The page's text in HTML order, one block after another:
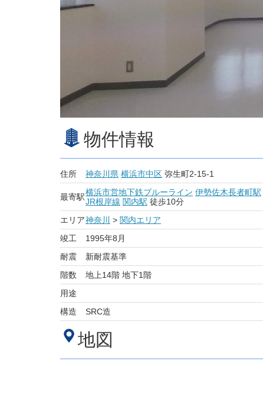
物件情報
住所 神奈川県 横浜市中区 弥生町2-15-1
最寄駅横浜市営地下鉄ブルーライン 伊勢佐木長者町駅
JR根岸線 関内駅 徒歩10分
エリア神奈川 > 関内エリア
竣工
1995年8月
耐震
新耐震基準
階数
地上14階 地下1階
用途
構造
SRC造
地図